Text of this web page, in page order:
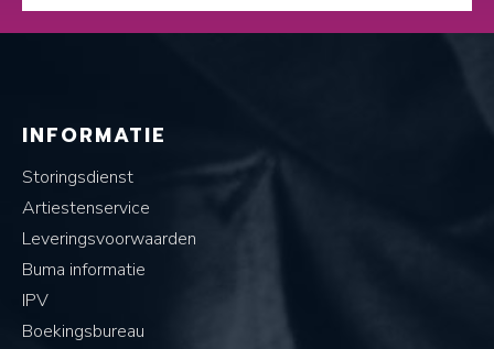
INFORMATIE
Storingsdienst
Artiestenservice
Leveringsvoorwaarden
Buma informatie
IPV
Boekingsbureau